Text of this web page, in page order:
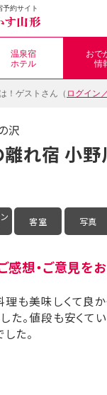
予約サイト
温泉宿
ホテル
おで
情
！ ゲストさん（ ログイン
沢
れ宿 小
客室 写真
想・ご意見をお
も美味しくて良か
た。値段も安くて
た。